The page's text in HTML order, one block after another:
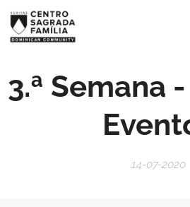
3.ª Semana
14-07-2020